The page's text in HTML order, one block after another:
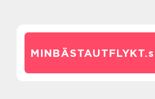
MINBÄSTAUTFLYKT.